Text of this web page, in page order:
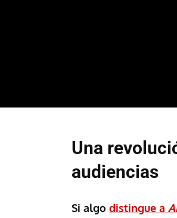
Una
audiencias
Si algo distingue a